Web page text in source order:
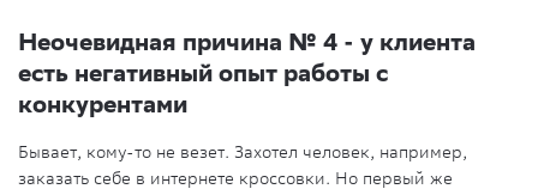
Неочевидная причина № 4 - у клиента
есть негативный опыт работы с
конкурентами
Бывает, кому-то не везет. Захотел человек, например,
заказать себе в интернете кроссовки. Но первый же